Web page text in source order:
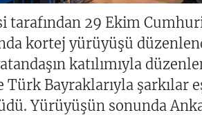
tarafından 29 Ekim
kortej yürüyüşü
katılımıyla
Türk Bayraklarıyla şarkılar
Yürüyüşün sonunda